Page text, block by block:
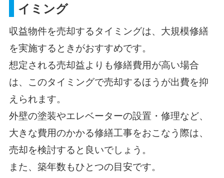
イミング
収益物件を売却するタイミングは、大規模修繕
を実施するときがおすすめです。
想定される売却益よりも修繕費用が高い場合
は、このタイミングで売却するほうが出費を抑
えられます。
外壁の塗装やエレベーターの設置・修理など、
大きな費用のかかる修繕工事をおこなう際は、
売却を検討すると良いでしょう。
また、築年数もひとつの目安です。